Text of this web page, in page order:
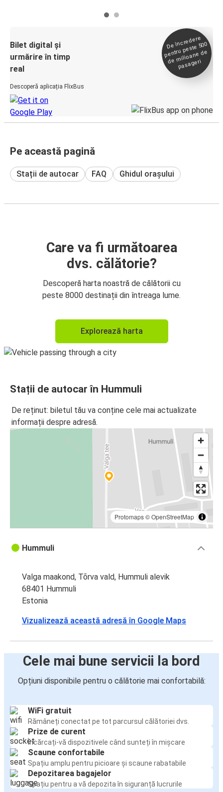
Bilet digital și
urmărire în timp
real
Descoperă aplicația FlixBus
De încredere
pentru peste 500
de
milioane de
pasageri
Pe această pagină
Stații de autocar FAQ Ghidul orașului
Care va fi următoarea
dvs. călătorie?
Descoperă harta noastră de călătorii cu
peste 8000 destinații din întreaga lume.
Explorează harta
Stații de autocar în Hummuli
De reținut: biletul tău va conține cele mai actualizate
informații despre adresă.
Protomaps©OpenStreetMap
Hummuli
Valga maakond, Tõrva vald, Hummuli alevik
68401 Hummuli
Estonia
Vizualizează această adresă în Google Maps
Cele mai bune servicii la bord
Opțiuni disponibile pentru o călătorie mai confortabilă:
WiFi gratuit
Rămâneți conectat pe tot parcursul călătoriei dvs.
Prize de curent
Încărcați-vă dispozitivele când sunteți în mișcare
Scaune confortabile
Spațiu amplu pentru picioare și scaune rabatabile
Depozitarea bagajelor
Spațiu pentru a vă depozita în siguranță lucrurile